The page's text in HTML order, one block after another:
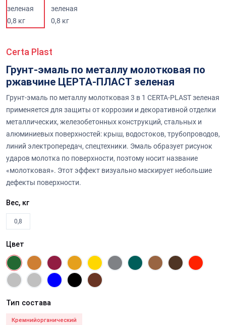
Certa Plast
Грунт-эмаль по металлу молотковая по
ржавчине ЦЕРТА-ПЛАСТ зеленая
Грунт-эмаль по металлу молотковая 3 в 1 CERTA-PLAST зеленая
применяется для защиты от коррозии и декоративной отделки
металлических, железобетонных конструкций, стальных и
алюминиевых поверхностей: крыш, водостоков, трубопроводов,
линий электропередач, спецтехники. Эмаль образует рисунок
ударов молотка по поверхности, поэтому носит название
«молотковая». Этот эффект визуально маскирует небольшие
дефекты поверхности.
Вес, кг
0,8
Цвет
Тип состава
Кремнийорганический